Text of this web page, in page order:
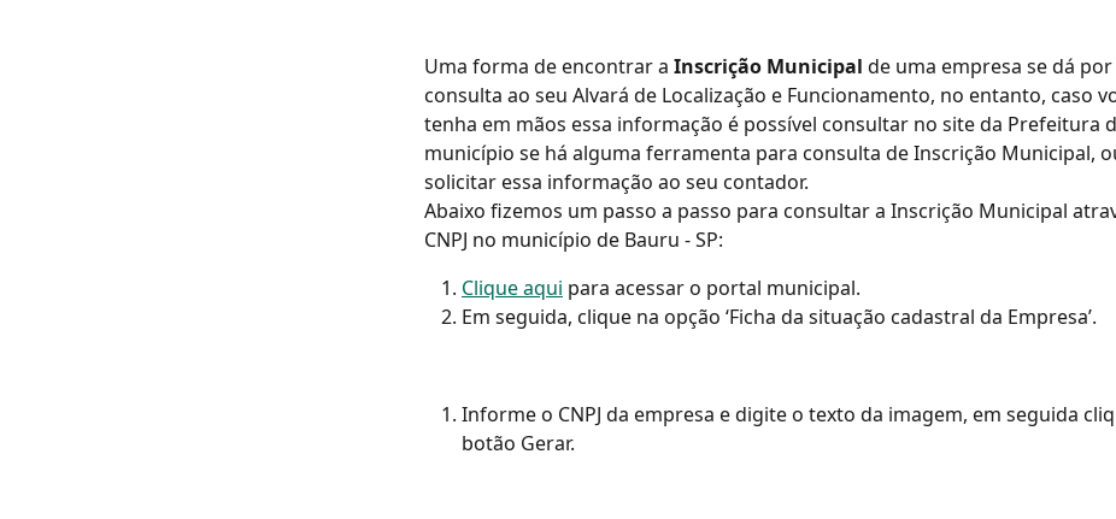
Uma forma de encontrar a Inscrição Municipal de uma empresa se dá
consulta ao seu Alvará de Localização e Funcionamento, no entanto, caso
tenha em mãos essa informação é possível consultar no site da Prefeitura
município se há alguma ferramenta para consulta de Inscrição Municipal,
solicitar essa informação ao seu contador.
Abaixo fizemos um passo a passo para consultar a Inscrição Municipal
CNPJ no município de Bauru - SP:
Clique aqui para acessar o portal municipal.
Em seguida, clique na opção ‘Ficha da situação cadastral da Empresa’.
Informe o CNPJ da empresa e digite o texto da imagem, em seguida
botão Gerar.